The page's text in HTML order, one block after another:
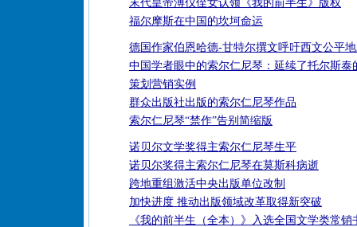
末代皇帝溥仪侄女认领《我的前半生》版权
福尔摩斯在中国的坎坷命运
德国作家伯恩哈德-甘特尔撰文呼吁西文公平
中国学者眼中的索尔仁尼琴：延续了托尔斯泰
策划营销实例
群众出版社出版的索尔仁尼琴作品
索尔仁尼琴“禁作”告别简缩版
诺贝尔文学奖得主索尔仁尼琴生平
诺贝尔奖得主索尔仁尼琴在莫斯科病逝
跨地重组激活中央出版单位改制
加快进度 推动出版领域改革取得新突破
《我的前半生（全本）》入选全国文学类常销